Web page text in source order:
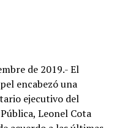
de 2019.- El
encabezó una
ejecutivo del
Leonel Cota